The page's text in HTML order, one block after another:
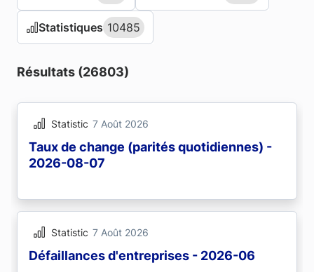
Statistiques 10485
Statistiques 10485
Résultats (26803)
Statistic 7 Août 2026
Taux de change (parités quotidiennes) -
2026-08-07
Statistic 7 Août 2026
Défaillances d'entreprises - 2026-06